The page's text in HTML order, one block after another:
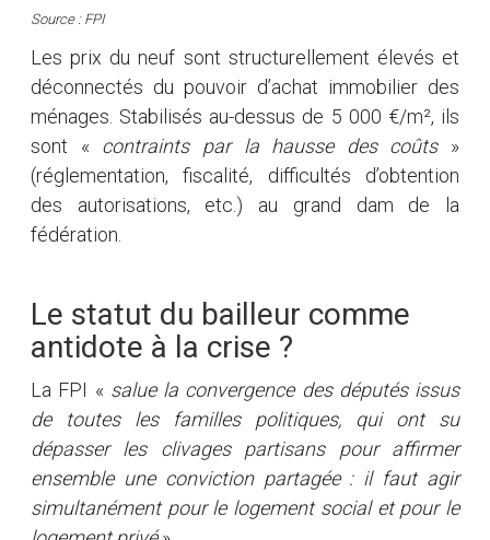
Source : FPI
Les prix du neuf sont structurellement élevés et
déconnectés du pouvoir d’achat immobilier des
ménages. Stabilisés au-dessus de 5 000 €/m², ils
sont « contraints par la hausse des coûts»
(réglementation, fiscalité, difficultés d’obtention
des autorisations, etc.) au grand dam de la
fédération.
Le statut du bailleur comme
antidote à la crise ?
La FPI « salue la convergence des députés issus
de toutes les familles politiques, qui ont su
dépasser les clivages partisans pour affirmer
ensemble une conviction partagée : il faut agir
simultanément pour le logement social et pour le